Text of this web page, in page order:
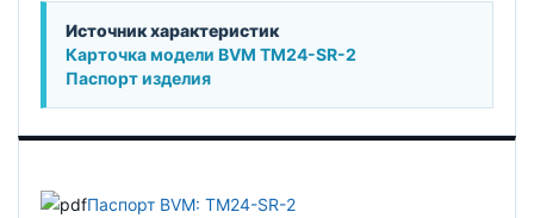
Источник характеристик
Карточка модели BVM TM24-SR-2
Паспорт изделия
Паспорт BVM: TM24-SR-2